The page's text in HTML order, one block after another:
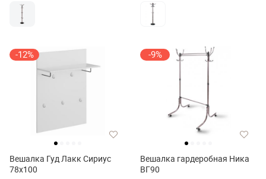
-12%
Вешалка Гуд Лакк Сириус
78х100
-9%
Вешалка гардеробная Ника
ВГ90